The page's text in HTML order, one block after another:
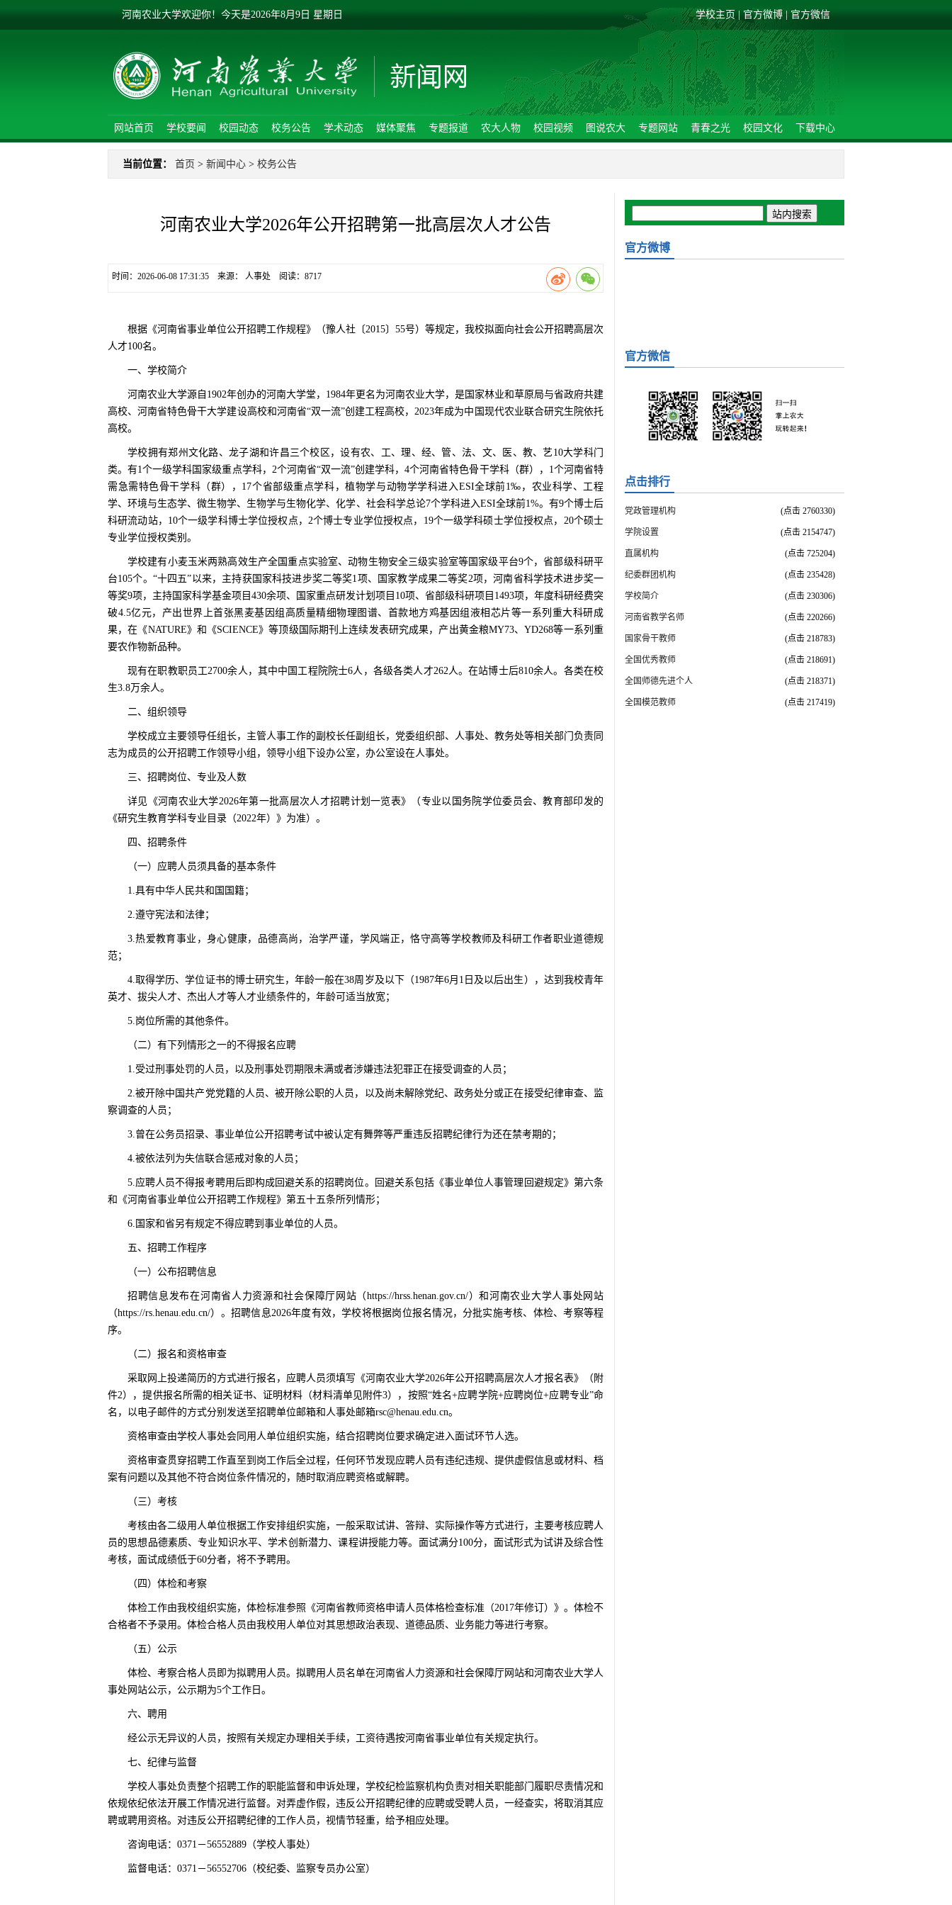
河南农业大学欢迎你！ 今天是2026年8月9日 星期日 学校主页 官方微博 官方微信
网站首页 学校要闻 校园动态 校务公告 学术动态 媒体聚焦 专题报道 农大人物 校园视频 图说农大 专题网站 青春之光 校园文化 下载中心
当前位置： 首页 > 新闻中心 > 校务公告
河南农业大学2026年公开招聘第一批高层次人才公告
时间：2026-06-08 17:31:35 来源： 人事处 阅读： 8717
根据《河南省事业单位公开招聘工作规程》（豫人社〔2015〕55号）等规定，我校拟面向社会公开招聘高层次
人才100名。
一、学校简介
河南农业大学源自1902年创办的河南大学堂，1984年更名为河南农业大学，是国家林业和草原局与省政府共建
高校、河南省特色骨干大学建设高校和河南省“双一流”创建工程高校，2023年成为中国现代农业联合研究生院依托
高校。
学校拥有郑州文化路、龙子湖和许昌三个校区，设有农、工、理、经、管、法、文、医、教、艺10大学科门
类。有1个一级学科国家级重点学科，2个河南省“双一流”创建学科，4个河南省特色骨干学科（群），1个河南省特
需急需特色骨干学科（群），17个省部级重点学科，植物学与动物学学科进入ESI全球前1‰，农业科学、工程
学、环境与生态学、微生物学、生物学与生物化学、化学、社会科学总论7个学科进入ESI全球前1%。有9个博士后
科研流动站，10个一级学科博士学位授权点，2个博士专业学位授权点，19个一级学科硕士学位授权点，20个硕士
专业学位授权类别。
学校建有小麦玉米两熟高效生产全国重点实验室、动物生物安全三级实验室等国家级平台9个，省部级科研平
台105个。“十四五”以来，主持获国家科技进步奖二等奖1项、国家教学成果二等奖2项，河南省科学技术进步奖一
等奖9项，主持国家科学基金项目430余项、国家重点研发计划项目10项、省部级科研项目1493项，年度科研经费突
破4.5亿元，产出世界上首张黑麦基因组高质量精细物理图谱、首款地方鸡基因组液相芯片等一系列重大科研成
果，在《NATURE》和《SCIENCE》等顶级国际期刊上连续发表研究成果，产出黄金粮MY73、YD268等一系列重
要农作物新品种。
现有在职教职员工2700余人，其中中国工程院院士6人，各级各类人才262人。在站博士后810余人。各类在校
生3.8万余人。
二、组织领导
学校成立主要领导任组长，主管人事工作的副校长任副组长，党委组织部、人事处、教务处等相关部门负责同
志为成员的公开招聘工作领导小组，领导小组下设办公室，办公室设在人事处。
三、招聘岗位、专业及人数
详见《河南农业大学2026年第一批高层次人才招聘计划一览表》（专业以国务院学位委员会、教育部印发的
《研究生教育学科专业目录（2022年）》为准）。
四、招聘条件
（一）应聘人员须具备的基本条件
1.具有中华人民共和国国籍；
2.遵守宪法和法律；
3.热爱教育事业，身心健康，品德高尚，治学严谨，学风端正，恪守高等学校教师及科研工作者职业道德规
范；
4.取得学历、学位证书的博士研究生，年龄一般在38周岁及以下（1987年6月1日及以后出生），达到我校青年
英才、拔尖人才、杰出人才等人才业绩条件的，年龄可适当放宽；
5.岗位所需的其他条件。
（二）有下列情形之一的不得报名应聘
1.受过刑事处罚的人员，以及刑事处罚期限未满或者涉嫌违法犯罪正在接受调查的人员；
2.被开除中国共产党党籍的人员、被开除公职的人员，以及尚未解除党纪、政务处分或正在接受纪律审查、监
察调查的人员；
3.曾在公务员招录、事业单位公开招聘考试中被认定有舞弊等严重违反招聘纪律行为还在禁考期的；
4.被依法列为失信联合惩戒对象的人员；
5.应聘人员不得报考聘用后即构成回避关系的招聘岗位。回避关系包括《事业单位人事管理回避规定》第六条
和《河南省事业单位公开招聘工作规程》第五十五条所列情形；
6.国家和省另有规定不得应聘到事业单位的人员。
五、招聘工作程序
（一）公布招聘信息
招聘信息发布在河南省人力资源和社会保障厅网站（https://hrss.henan.gov.cn/）和河南农业大学人事处网站
（https://rs.henau.edu.cn/）。招聘信息2026年度有效，学校将根据岗位报名情况，分批实施考核、体检、考察等程
序。
（二）报名和资格审查
采取网上投递简历的方式进行报名，应聘人员须填写《河南农业大学2026年公开招聘高层次人才报名表》（附
件2），提供报名所需的相关证书、证明材料（材料清单见附件3），按照“姓名+应聘学院+应聘岗位+应聘专业”命
名，以电子邮件的方式分别发送至招聘单位邮箱和人事处邮箱rsc@henau.edu.cn。
资格审查由学校人事处会同用人单位组织实施，结合招聘岗位要求确定进入面试环节人选。
资格审查贯穿招聘工作直至到岗工作后全过程，任何环节发现应聘人员有违纪违规、提供虚假信息或材料、档
案有问题以及其他不符合岗位条件情况的，随时取消应聘资格或解聘。
（三）考核
考核由各二级用人单位根据工作安排组织实施，一般采取试讲、答辩、实际操作等方式进行，主要考核应聘人
员的思想品德素质、专业知识水平、学术创新潜力、课程讲授能力等。面试满分100分，面试形式为试讲及综合性
考核，面试成绩低于60分者，将不予聘用。
（四）体检和考察
体检工作由我校组织实施，体检标准参照《河南省教师资格申请人员体格检查标准（2017年修订）》。体检不
合格者不予录用。体检合格人员由我校用人单位对其思想政治表现、道德品质、业务能力等进行考察。
（五）公示
体检、考察合格人员即为拟聘用人员。拟聘用人员名单在河南省人力资源和社会保障厅网站和河南农业大学人
事处网站公示，公示期为5个工作日。
六、聘用
经公示无异议的人员，按照有关规定办理相关手续，工资待遇按河南省事业单位有关规定执行。
七、纪律与监督
学校人事处负责整个招聘工作的职能监督和申诉处理，学校纪检监察机构负责对相关职能部门履职尽责情况和
依规依纪依法开展工作情况进行监督。对弄虚作假，违反公开招聘纪律的应聘或受聘人员，一经查实，将取消其应
聘或聘用资格。对违反公开招聘纪律的工作人员，视情节轻重，给予相应处理。
咨询电话：0371－56552889（学校人事处）
监督电话：0371－56552706（校纪委、监察专员办公室）
官方微博
官方微信
点击排行
党政管理机构 (点击 2760330)
学院设置 (点击 2154747)
直属机构 (点击 725204)
纪委群团机构 (点击 235428)
学校简介 (点击 230306)
河南省教学名师 (点击 220266)
国家骨干教师 (点击 218783)
全国优秀教师 (点击 218691)
全国师德先进个人 (点击 218371)
全国模范教师 (点击 217419)